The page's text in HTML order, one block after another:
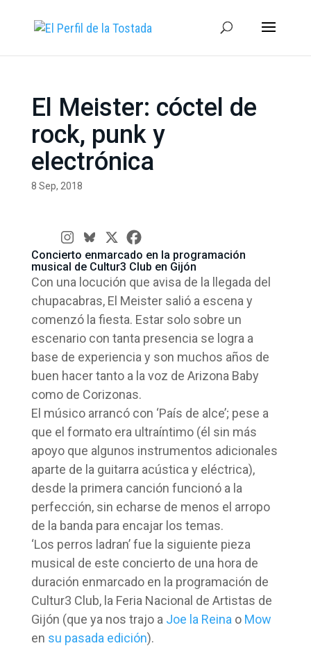
El Meister: cóctel de
rock, punk y
electrónica
8 Sep, 2018
Concierto enmarcado en la programación
musical de Cultur3 Club en Gijón
Con una locución que avisa de la llegada del
chupacabras, El Meister salió a escena y
comenzó la fiesta. Estar solo sobre un
escenario con tanta presencia se logra a
base de experiencia y son muchos años de
buen hacer tanto a la voz de Arizona Baby
como de Corizonas.
El músico arrancó con ‘País de alce’; pese a
que el formato era ultraíntimo (él sin más
apoyo que algunos instrumentos adicionales
aparte de la guitarra acústica y eléctrica),
desde la primera canción funcionó a la
perfección, sin echarse de menos el arropo
de la banda para encajar los temas.
‘Los perros ladran’ fue la siguiente pieza
musical de este concierto de una hora de
duración enmarcado en la programación de
Cultur3 Club, la Feria Nacional de Artistas de
Gijón (que ya nos trajo a Joe la Reina o Mow
en su pasada edición).